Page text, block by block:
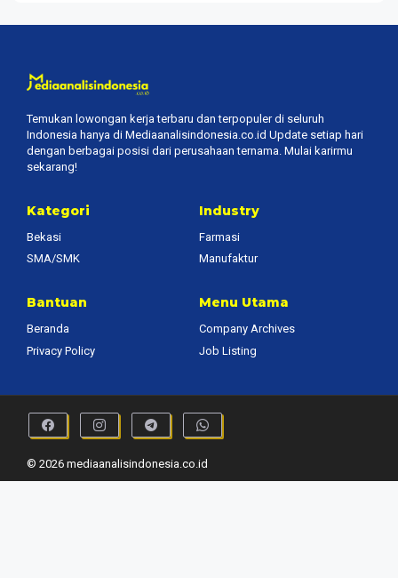
Temukan lowongan kerja terbaru dan terpopuler di seluruh
Indonesia hanya di Mediaanalisindonesia.co.id Update setiap hari
dengan berbagai posisi dari perusahaan ternama. Mulai karirmu
sekarang!
Kategori
Bekasi
SMA/SMK
Industry
Farmasi
Manufaktur
Bantuan
Beranda
Privacy Policy
Menu Utama
Company Archives
Job Listing
© 2026 mediaanalisindonesia.co.id